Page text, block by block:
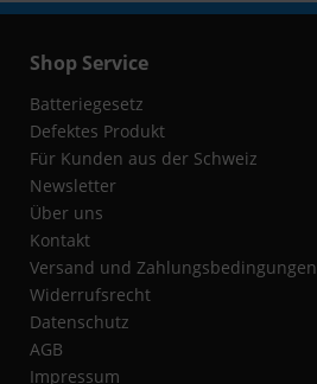
Shop Service
Batteriegesetz
Defektes Produkt
Für Kunden aus der Schweiz
Newsletter
Über uns
Kontakt
Versand und Zahlungsbedingungen
Widerrufsrecht
Datenschutz
AGB
Impressum